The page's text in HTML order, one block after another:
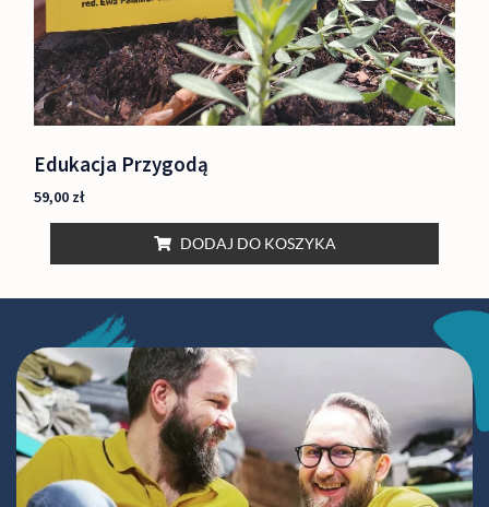
Edukacja Przygodą
59,00 zł
DODAJ DO KOSZYKA